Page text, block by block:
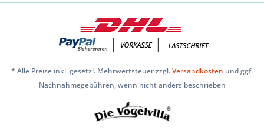
* Alle Preise inkl. gesetzl. Mehrwertsteuer zzgl.Versandkosten und ggf.
Nachnahmegebühren, wenn nicht anders beschrieben